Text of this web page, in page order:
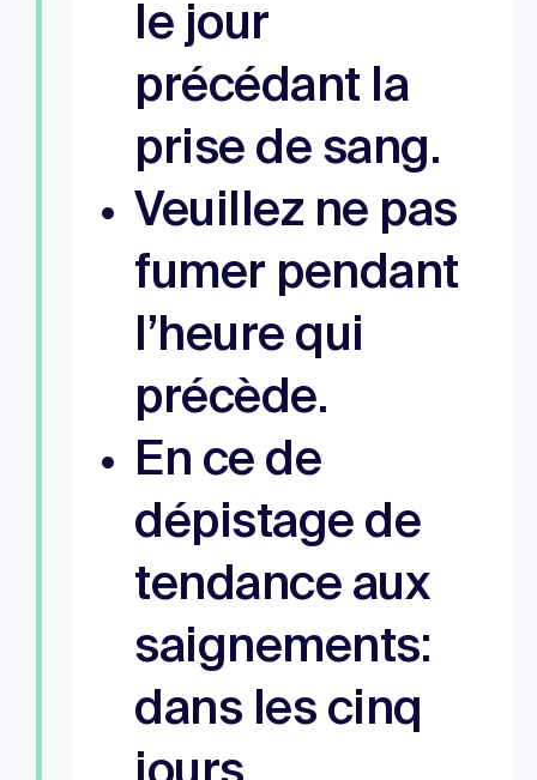
le jour
précédant la
prise de sang.
Veuillez ne pas
fumer pendant
l’heure qui
précède.
En ce de
dépistage de
tendance aux
saignements:
dans les cinq